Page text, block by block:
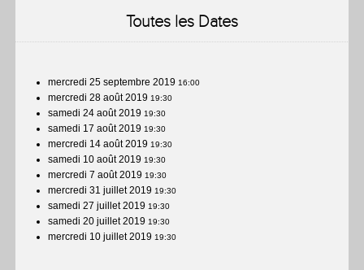
Toutes les Dates
mercredi 25 septembre 2019 16:00
mercredi 28 août 2019 19:30
samedi 24 août 2019 19:30
samedi 17 août 2019 19:30
mercredi 14 août 2019 19:30
samedi 10 août 2019 19:30
mercredi 7 août 2019 19:30
mercredi 31 juillet 2019 19:30
samedi 27 juillet 2019 19:30
samedi 20 juillet 2019 19:30
mercredi 10 juillet 2019 19:30